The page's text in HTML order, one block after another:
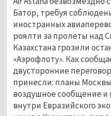
Батор, требуя
иностранных
роялти за пролёты над
Казахстана грозили
«Аэрофлоту». Как
двусторонние
принесли: планы
воздушное сообщение и
внутри Евразийского